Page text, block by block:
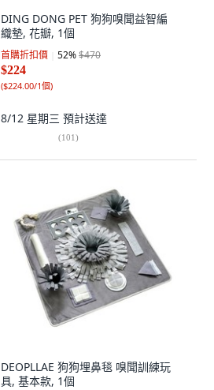
DING DONG PET 狗狗嗅聞益智編
織墊, 花瓣, 1個
首購折扣價 52%$470
$224
($224.00/1個)
8/12 星期三 預計送達
(101)
DEOPLLAE 狗狗埋鼻毯 嗅聞訓練玩
具, 基本款, 1個